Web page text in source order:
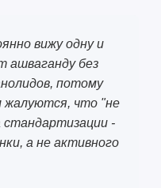
вижу одну и
ашваганду без
потому
жалуются, что "не
-
а не активного